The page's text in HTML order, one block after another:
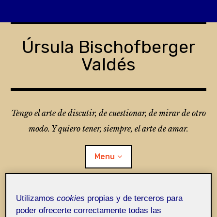
contentÚrsula Bischofberger
Valdés
Tengo el arte de discutir, de cuestionar, de mirar de otro
modo. Y quiero tener, siempre, el arte de amar.
Menu
¿Qué es Folio?
Utilizamoscookies propias y de terceros para
poder ofrecerte correctamente todas las